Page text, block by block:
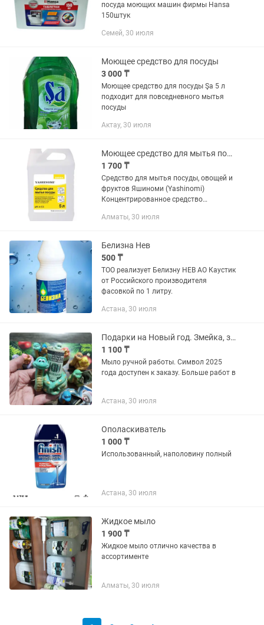
посуда моющих машин фирмы Hansa
150штук
Семей, 30 июля
Моющее средство для посуды
3 000 ₸
Моющее средство для посуды Şa 5 л
подходит для повседневного мытья
посуды
Актау, 30 июля
Моющее средство для мытья посуды овощей и фруктов Яшиноми,5л
1 700 ₸
Средство для мытья посуды, овощей и
фруктов Яшиноми (Yashinomi)
Концентрированное средство
различных столовых и кухонных
овощей,...
Алматы, 30 июля
Белизна Нев
500 ₸
ТОО реализует Белизну НЕВ АО Каустик
от Российского производителя
фасовкой по 1 литру.
Астана, 30 июля
Подарки на Новый год. Змейка, змея. Ручная работа.
1 100 ₸
Мыло ручной работы. Символ 2025
года доступен к заказу. Больше работ в
Астана, 30 июля
Ополаскиватель
1 000 ₸
Использованный, наполовину полный
Астана, 30 июля
Жидкое мыло
1 900 ₸
Жидкое мыло отлично качества в
ассортименте
Алматы, 30 июля